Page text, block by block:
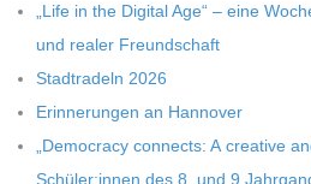
„Life in the Digi­tal Age“ – eine
und rea­ler Freundschaft
Stadt­ra­deln 2026
Erin­ne­run­gen an Hannover
„Demo­cracy con­nects: A crea­tive
Schüler:innen des 8. und 9